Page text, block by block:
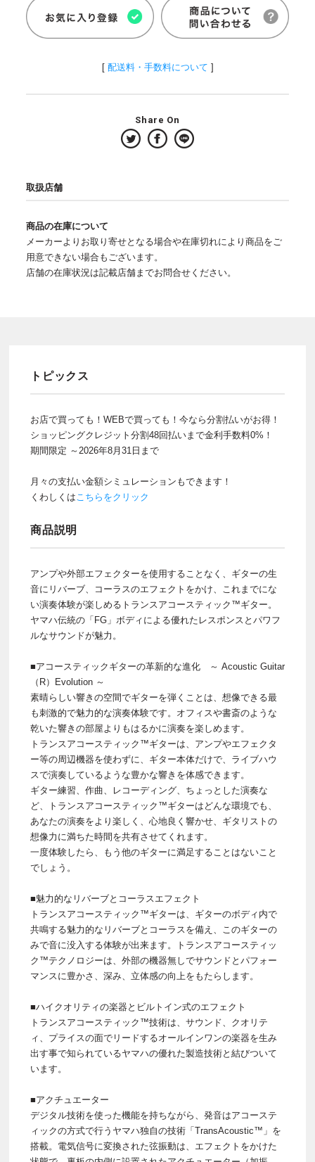
[ 配送料・手数料について ]
Share On
取扱店舗
商品の在庫について
メーカーよりお取り寄せとなる場合や在庫切れにより商品をご
用意できない場合もございます。
店舗の在庫状況は記載店舗までお問合せください。
トピックス
お店で買っても！WEBで買っても！今なら分割払いがお得！
ショッピングクレジット分割48回払いまで金利手数料0%！
期間限定 ～2026年8月31日まで
月々の支払い金額シミュレーションもできます！
くわしくはこちらをクリック
商品説明
アンプや外部エフェクターを使用することなく、ギターの生
音にリバーブ、コーラスのエフェクトをかけ、これまでにな
い演奏体験が楽しめるトランスアコースティック™ギター。
ヤマハ伝統の「FG」ボディによる優れたレスポンスとパワフ
ルなサウンドが魅力。
■アコースティックギターの革新的な進化 ～ Acoustic Guitar
（R）Evolution ～
素晴らしい響きの空間でギターを弾くことは、想像できる最
も刺激的で魅力的な演奏体験です。オフィスや書斎のような
乾いた響きの部屋よりもはるかに演奏を楽しめます。
トランスアコースティック™ギターは、アンプやエフェクタ
ー等の周辺機器を使わずに、ギター本体だけで、ライブハウ
スで演奏しているような豊かな響きを体感できます。
ギター練習、作曲、レコーディング、ちょっとした演奏な
ど、トランスアコースティック™ギターはどんな環境でも、
あなたの演奏をより楽しく、心地良く響かせ、ギタリストの
想像力に満ちた時間を共有させてくれます。
一度体験したら、もう他のギターに満足することはないこと
でしょう。
■魅力的なリバーブとコーラスエフェクト
トランスアコースティック™ギターは、ギターのボディ内で
共鳴する魅力的なリバーブとコーラスを備え、このギターの
みで音に没入する体験が出来ます。トランスアコースティッ
ク™テクノロジーは、外部の機器無しでサウンドとパフォー
マンスに豊かさ、深み、立体感の向上をもたらします。
■ハイクオリティの楽器とビルトイン式のエフェクト
トランスアコースティック™技術は、サウンド、クオリテ
ィ、プライスの面でリードするオールインワンの楽器を生み
出す事で知られているヤマハの優れた製造技術と結びついて
います。
■アクチュエーター
デジタル技術を使った機能を持ちながら、発音はアコーステ
ィックの方式で行うヤマハ独自の技術「TransAcoustic™」を
搭載。電気信号に変換された弦振動は、エフェクトをかけた